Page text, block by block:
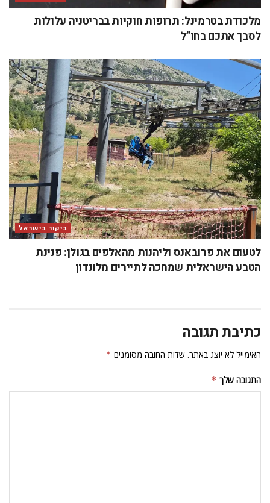
מלכודת בטרמינל: תרופות חוקיות בבריטניה עלולות
לסבך אתכם בחו”ל
ביקור בישראל
לטעום את פרובאנס וליהנות מהאלפים בגולן: פנינת
הטבע הישראלית שמחכה לתיירים מלונדון
כתיבת תגובה
האימייל לא יוצג באתר. שדות החובה מסומנים *
התגובה שלך *